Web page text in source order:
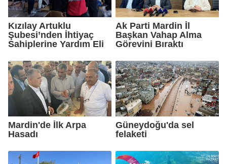
Kızılay Artuklu
Şubesi’nden İhtiyaç
Sahiplerine Yardım Eli
Ak Parti Mardin İl
Başkan Vahap Alma
Görevini Bıraktı
Mardin'de İlk Arpa
Hasadı
Güneydoğu'da sel
felaketi